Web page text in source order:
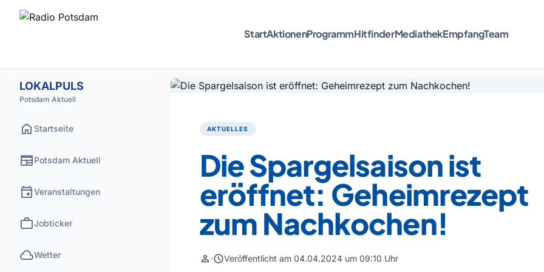
StartAktionenProgrammHitfinderMediathekEmpfangTeam
LOKALPULS
Potsdam Aktuell
home Startseite
newspaperPotsdam Aktuell
eventVeranstaltungen
workJobticker
cloudWetter
AKTUELLES
Die Spargelsaison ist
eröffnet: Geheimrezept
zum Nachkochen!
person scheduleVeröffentlicht am 04.04.2024 um 09:10 Uhr